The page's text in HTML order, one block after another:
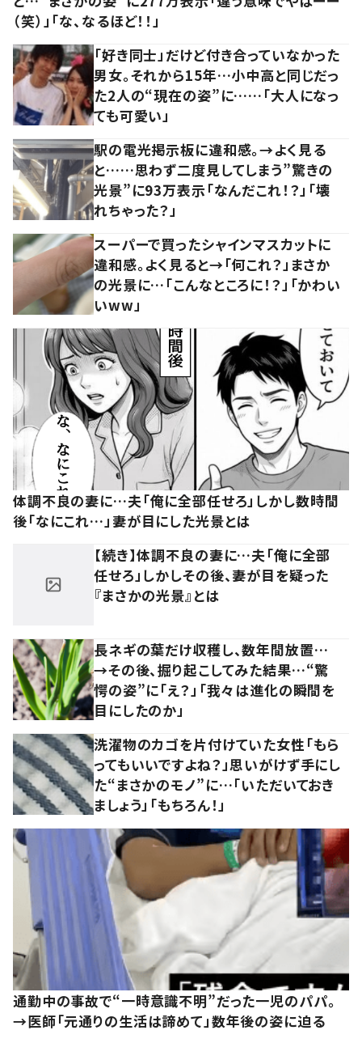
（笑）」「な、なるほど！！」
「好き同士」だけど付き合っていなかった
男女。それから15年…小中高と同じだっ
た2人の“現在の姿”に……「大人になっ
ても可愛い」
駅の電光掲示板に違和感。→よく見る
と……思わず二度見してしまう”驚きの
光景”に93万表示「なんだこれ！？」「壊
れちゃった？」
スーパーで買ったシャインマスカットに
違和感。よく見ると→「何これ？」まさか
の光景に…「こんなところに！？」「かわい
いww」
体調不良の妻に…夫「俺に全部任せろ」しかし数時間
後「なにこれ…」妻が目にした光景とは
【続き】体調不良の妻に…夫「俺に全部
任せろ」しかしその後、妻が目を疑った
『まさかの光景』とは
長ネギの葉だけ収穫し、数年間放置…
→その後、掘り起こしてみた結果…“驚
愕の姿”に「え？」「我々は進化の瞬間を
目にしたのか」
洗濯物のカゴを片付けていた女性「もら
ってもいいですよね？」思いがけず手にし
た“まさかのモノ”に…「いただいておき
ましょう」「もちろん！」
通勤中の事故で“一時意識不明”だった一児のパパ。
→医師「元通りの生活は諦めて」数年後の姿に迫る